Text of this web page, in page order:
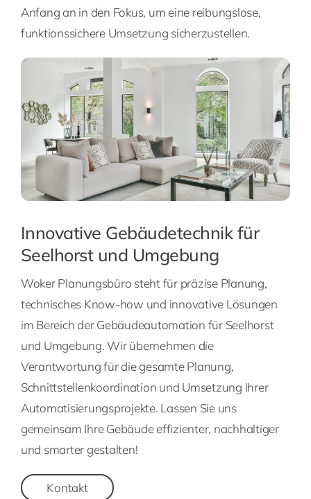
Anfang an in den Fokus, um eine reibungslose,
funktionssichere Umsetzung sicherzustellen.
Innovative Gebäudetechnik für
Seelhorst und Umgebung
Woker Planungsbüro steht für präzise Planung,
technisches Know-how und innovative Lösungen
im Bereich der Gebäudeautomation für Seelhorst
und Umgebung. Wir übernehmen die
Verantwortung für die gesamte Planung,
Schnittstellenkoordination und Umsetzung Ihrer
Automatisierungsprojekte. Lassen Sie uns
gemeinsam Ihre Gebäude effizienter, nachhaltiger
und smarter gestalten!
Kontakt